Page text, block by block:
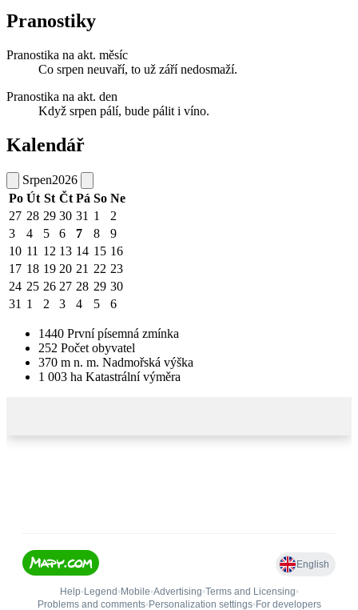
Pranostiky
Pranostika na akt. měsíc
Co srpen neuvaří, to už září nedosmaží.
Pranostika na akt. den
Když srpen pálí, bude pálit i víno.
Kalendář
Srpen2026
Po Út St Čt Pá So Ne
27 28 29 30 31 1
2
3
4 5 6 7 8
9
10 11 12 13 14 15 16
17 18 19 20 21 22 23
24 25 26 27 28 29 30
31 1 2 3 4 5 6
1440 První písemná zmínka
252 Počet obyvatel
370 m n. m. Nadmořská výška
1 003 ha Katastrální výměra